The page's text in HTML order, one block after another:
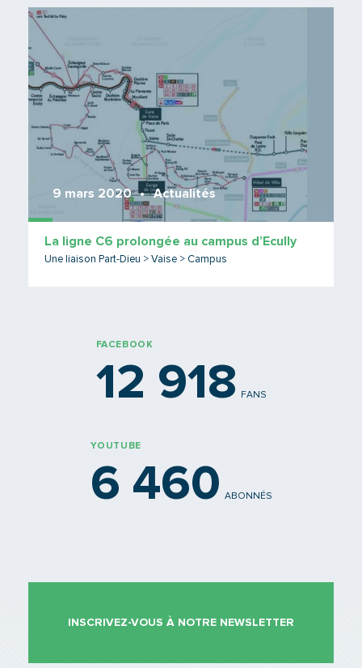
9 mars 2020 Actualités
La ligne C6 prolongée au campus d’Ecully
Une liaison Part-Dieu > Vaise > Campus
FACEBOOK
12 918 FANS
YOUTUBE
6 460 ABONNÉS
INSCRIVEZ-VOUS À NOTRE NEWSLETTER